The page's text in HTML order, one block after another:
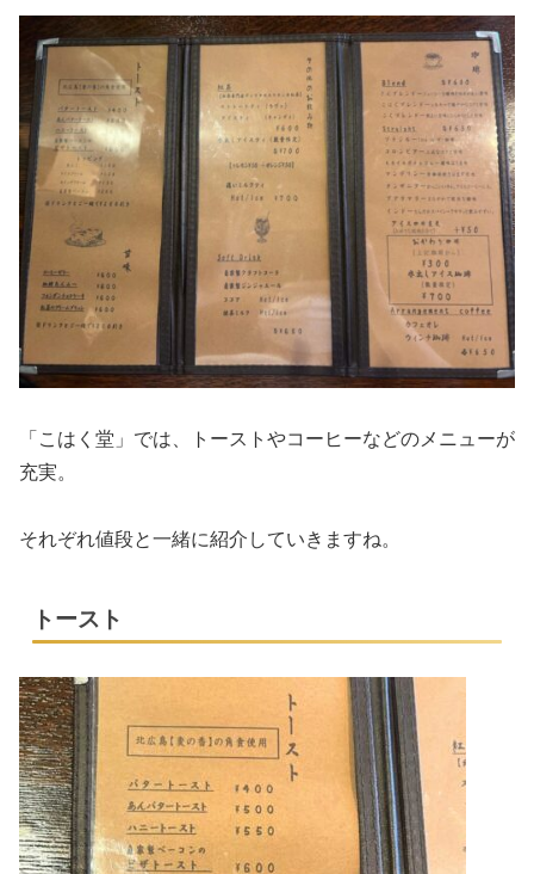
「こはく堂」では、トーストやコーヒーなどのメニューが
充実。
それぞれ値段と一緒に紹介していきますね。
トースト